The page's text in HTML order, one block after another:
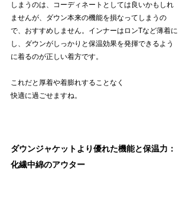
しまうのは、コーディネートとしては良いかもしれ
ませんが、ダウン本来の機能を損なってしまうの
で、おすすめしません。インナーはロンTなど薄着に
し、ダウンがしっかりと保温効果を発揮できるよう
に着るのが正しい着方です。
これだと厚着や着膨れすることなく
快適に過ごせますね。
ダウンジャケットより優れた機能と保温力：
化繊中綿のアウター